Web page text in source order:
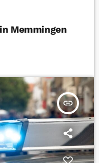
Memmingen
insert_link